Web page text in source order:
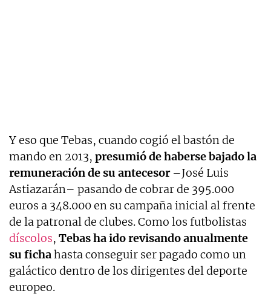
Y eso que Tebas, cuando cogió el bastón de
mando en 2013, presumió de haberse bajado la
remuneración de su antecesor–José Luis
Astiazarán– pasando de cobrar de 395.000
euros a 348.000 en su campaña inicial al frente
de la patronal de clubes. Como los futbolistas
díscolos, Tebas ha ido revisando anualmente
su fichahasta conseguir ser pagado como un
galáctico dentro de los dirigentes del deporte
europeo.